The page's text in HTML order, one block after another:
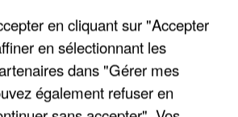
SUIS À DISPOSITION DES
en cliquant sur "Accepter
en sélectionnant les
dans "Gérer mes
également refuser en